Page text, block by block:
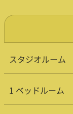
スタジオルーム
1 ベッドルーム